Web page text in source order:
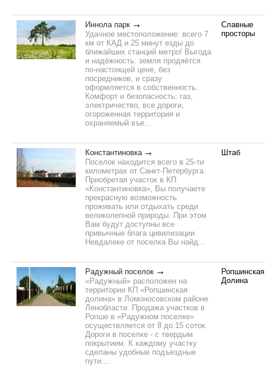
Иннола парк
Удачное местоположение: всего 7
км от КАД и 25 минут езды до
ближайших станций метро! Выгода
и надёжность: земля продяётся
по-настоящей цене, без
посредников, и сразу
оформляется в собственность.
Комфорт и безопасность: газ,
электричество, все дороги,
огороженная территория и
охраняемый въе...
Славные
просторы
Константиновка
Поселок находится всего в 25-ти
километрах от Санкт-Петербурга.
Приобретая участок в КП
«Константиновка», Вы получаете
прекрасную возможность
проживать или отдыхать среди
великолепной природы. При этом
Вам будут доступны все
привычные блага цивилизации.
Невдалеке от поселка Вы найд...
Штаб
Радужный поселок
«Радужный» расположен на
территории КП «Ропшинская
долина» в Ломоносовском районе
Ленобласти. Продажа участков в
Ропше в «Радужном поселке»
осуществляется от 8 до 15 соток.
Дороги в поселке - с твердым
покрытием. К каждому участку
сделаны удобные подъездные
пути....
Ропшинская
Долина